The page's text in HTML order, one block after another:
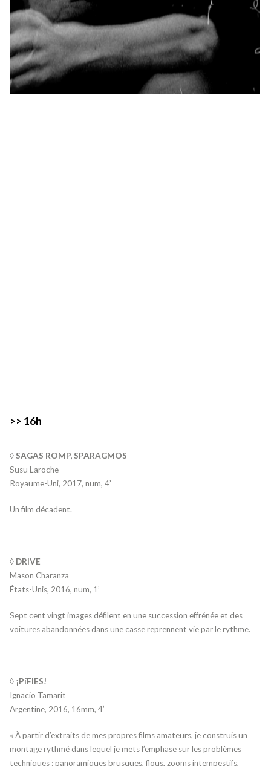
>> 16h
◊ SAGAS ROMP, SPARAGMOS
Susu Laroche
Royaume-Uni, 2017, num, 4’
Un film décadent.
◊ DRIVE
Mason Charanza
États-Unis, 2016, num, 1’
Sept cent vingt images défilent en une succession effrénée et des
voitures abandonnées dans une casse reprennent vie par le rythme.
◊ ¡PíFIES!
Ignacio Tamarit
Argentine, 2016, 16mm, 4’
« À partir d’extraits de mes propres films amateurs, je construis un
montage rythmé dans lequel je mets l’emphase sur les problèmes
techniques : panoramiques brusques, flous, zooms intempestifs,